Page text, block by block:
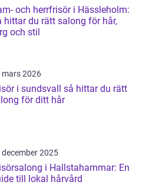
och herrfrisör i Hässleholm:
hittar du rätt salong för hår,
och stil
mars 2026
i sundsvall så hittar du rätt
för ditt hår
december 2025
i Hallstahammar: En
till lokal hårvård